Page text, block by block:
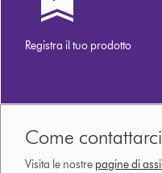
Registra il tuo prodotto
Come contattarci
Visita le nostre pagine di